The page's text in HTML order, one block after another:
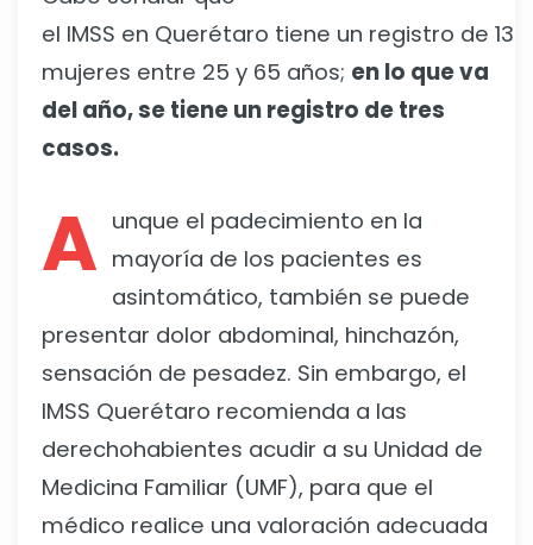
el IMSS en Querétaro tiene un registro de 13
mujeres entre 25 y 65 años; en lo que va
del año, se tiene un registro de tres
casos.
A unque el padecimiento en la
mayoría de los pacientes es
asintomático, también se puede
presentar dolor abdominal, hinchazón,
sensación de pesadez. Sin embargo, el
IMSS Querétaro recomienda a las
derechohabientes acudir a su Unidad de
Medicina Familiar (UMF), para que el
médico realice una valoración adecuada